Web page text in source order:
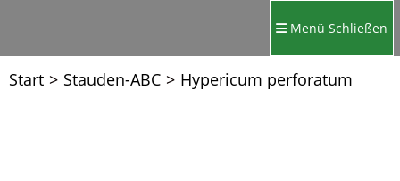
Menü Schließen
Start > Stauden-ABC > Hypericum perforatum